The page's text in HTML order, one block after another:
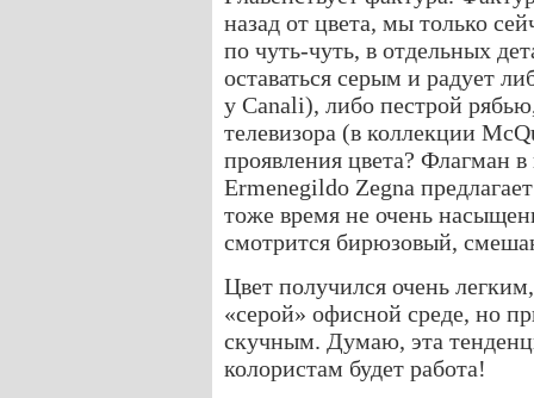
назад от цвета, мы только
по чуть-чуть, в отдельных
оставаться серым и радует
у Canali), либо пестрой
телевизора (в коллекции
проявления цвета? Флагман
Ermenegildo Zegna
тоже время не очень
смотрится бирюзовый,
Цвет получился очень
«серой» офисной среде, но
скучным. Думаю, эта
колористам будет работа!